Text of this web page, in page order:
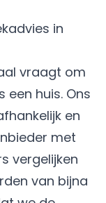
in
vraagt om
huis. Ons
en
met
vergelijken
van bijna